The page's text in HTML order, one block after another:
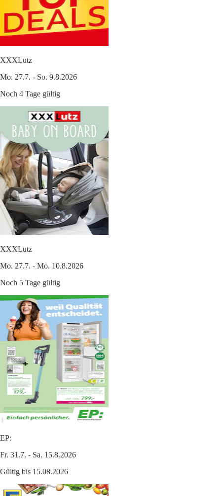
XXXLutz
Mo. 27.7. - So. 9.8.2026
Noch 4 Tage gültig
XXXLutz
Mo. 27.7. - Mo. 10.8.2026
Noch 5 Tage gültig
EP:
Fr. 31.7. - Sa. 15.8.2026
Gültig bis 15.08.2026